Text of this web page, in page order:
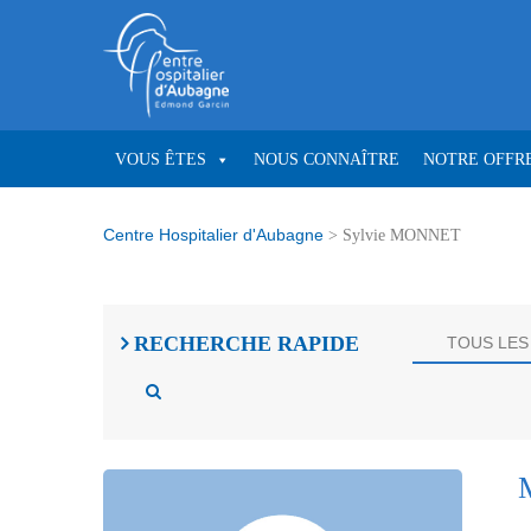
VOUS ÊTES NOUS CONNAÎTRE NOTRE
Centre Hospitalier d'Aubagne > Sylvie MONNET
RECHERCHE RAPIDE